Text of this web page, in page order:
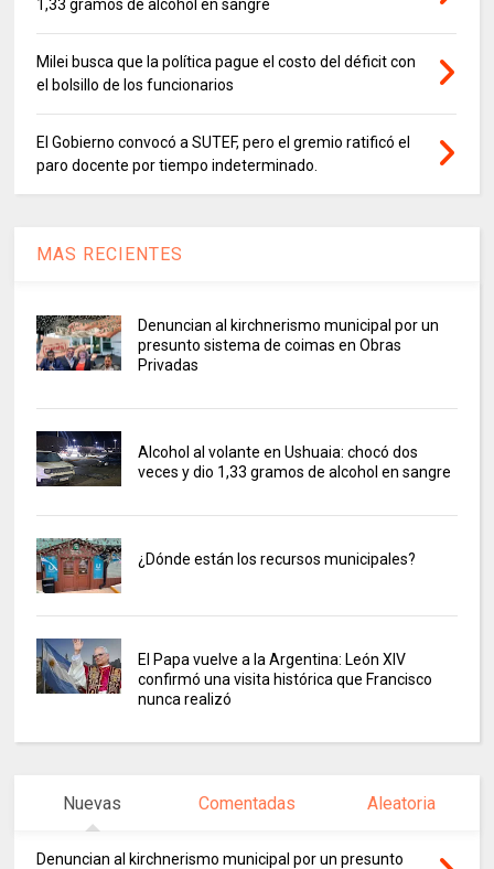
1,33 gramos de alcohol en sangre
Milei busca que la política pague el costo del déficit con
el bolsillo de los funcionarios
El Gobierno convocó a SUTEF, pero el gremio ratificó el
paro docente por tiempo indeterminado.
MAS RECIENTES
Denuncian al kirchnerismo municipal por un
presunto sistema de coimas en Obras
Privadas
Alcohol al volante en Ushuaia: chocó dos
veces y dio 1,33 gramos de alcohol en sangre
¿Dónde están los recursos municipales?
El Papa vuelve a la Argentina: León XIV
confirmó una visita histórica que Francisco
nunca realizó
Nuevas Comentadas Aleatoria
Denuncian al kirchnerismo municipal por un presunto